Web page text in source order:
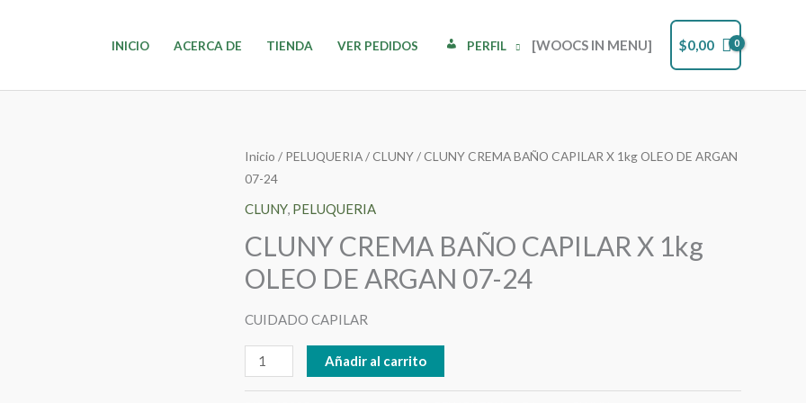
INICIO ACERCA DE TIENDA VER PEDIDOS PERFIL [WOOCS IN MENU] $0,00
Inicio / PELUQUERIA/CLUNY/ CLUNY CREMA BAÑO CAPILAR X 1kg OLEO DE ARGAN
07-24
CLUNY, PELUQUERIA
CLUNY CREMA BAÑO CAPILAR X 1kg
OLEO DE ARGAN 07-24
CUIDADO CAPILAR
CLUNY
CREMA
BAÑO
X
1kg
DE
ARGAN
07-
Añadir al carrito